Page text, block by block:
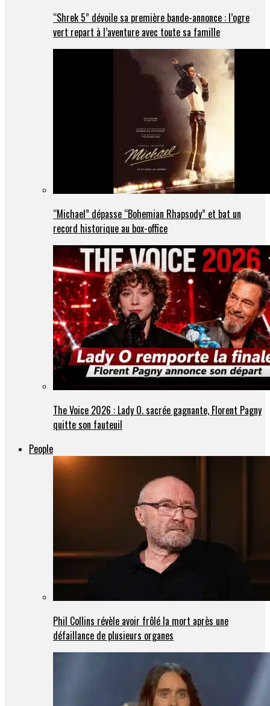
“Shrek 5” dévoile sa première bande-annonce : l’ogre
vert repart à l’aventure avec toute sa famille
“Michael” dépasse “Bohemian Rhapsody” et bat un
record historique au box-office
The Voice 2026 : Lady O. sacrée gagnante, Florent Pagny
quitte son fauteuil
People
Phil Collins révèle avoir frôlé la mort après une
défaillance de plusieurs organes